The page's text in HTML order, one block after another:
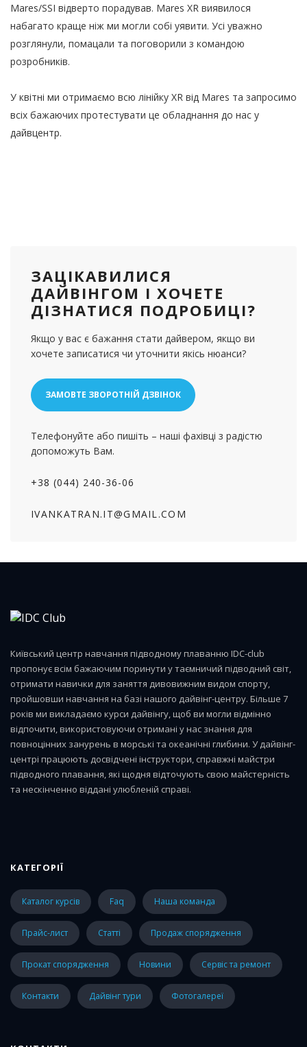
Mares/SSI відверто порадував. Mares XR виявилося
набагато краще ніж ми могли собі уявити. Усі уважно
розглянули, помацали та поговорили з командою
розробників.
У квітні ми отримаємо всю лінійку XR від Mares та запросимо
всіх бажаючих протестувати це обладнання до нас у
дайвцентр.
ЗАЦІКАВИЛИСЯ
ДАЙВІНГОМ І ХОЧЕТЕ
ДІЗНАТИСЯ ПОДРОБИЦІ?
Якщо у вас є бажання стати дайвером, якщо ви
хочете записатися чи уточнити якісь нюанси?
ЗАМОВТЕ ЗВОРОТНІЙ ДЗВІНОК
Телефонуйте або пишіть – наші фахівці з радістю
допоможуть Вам.
+38 (044) 240-36-06
IVANKATRAN.IT@GMAIL.COM
Київський центр навчання підводному плаванню IDC-club
пропонує всім бажаючим поринути у таємничий підводний світ,
отримати навички для заняття дивовижним видом спорту,
пройшовши навчання на базі нашого дайвінг-центру. Більше 7
років ми викладаємо курси дайвінгу, щоб ви могли відмінно
відпочити, використовуючи отримані у нас знання для
повноцінних занурень в морські та океанічні глибини. У дайвінг-
центрі працюють досвідчені інструктори, справжні майстри
підводного плавання, які щодня відточують свою майстерність
та нескінченно віддані улюбленій справі.
КАТЕГОРІЇ
каталог курсів faq наша команда
прайс-лист статті Продаж спорядження
Прокат спорядження Новини Сервіс та ремонт
Контакти Дайвінг тури Фотогалереї